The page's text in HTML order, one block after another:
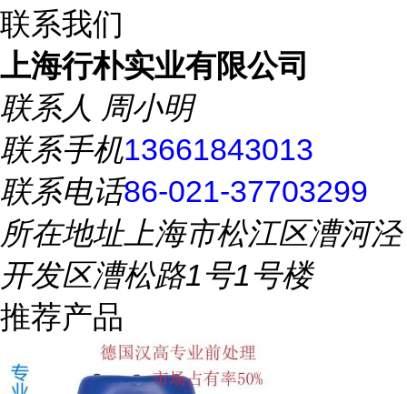
联系我们
上海行朴实业有限公司
联系人 周小明
联系手机13661843013
联系电话86-021-37703299
所在地址上海市松江区漕河泾
开发区漕松路1号1号楼
推荐产品